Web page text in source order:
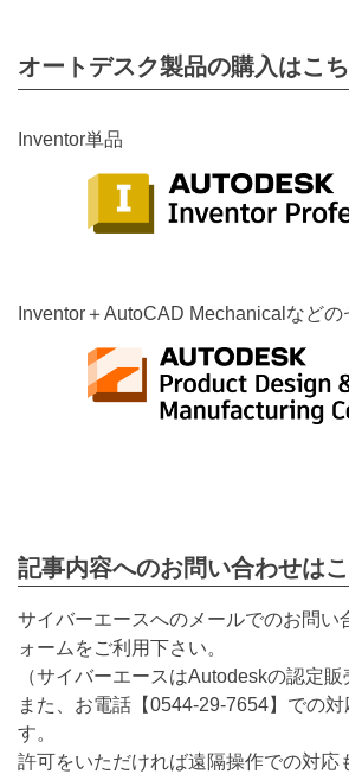
オートデスク製品の購入はこ
Inventor単品
Inventor＋AutoCAD Mechanicalなどの
記事内容へのお問い合わせは
サイバーエースへのメールでのお問い
ォームをご利用下さい。
（サイバーエースはAutodeskの認定販
また、お電話【0544-29-7654】での
す。
許可をいただければ遠隔操作での対応